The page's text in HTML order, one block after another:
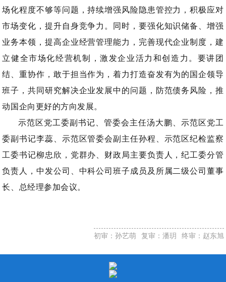
场化程度不够等问题，持续增强风险隐患管控力，积极应对
市场变化，提升自身竞争力。同时，要强化知识储备、增强
业务本领，提高企业经营管理能力，完善现代企业制度，建
立健全市场化经营机制，激发企业活力和创造力。要讲团
结、重协作，敢于担当作为，着力打造奋发有为的国企领导
班子，共同研究解决企业发展中的问题，防范债务风险，推
动国企向更好的方向发展。
示范区党工委副书记、管委会主任汤大鹏、示范区党工
委副书记李蕊、示范区管委会副主任孙程、示范区纪检监察
工委书记柳忠欣，党群办、财政局主要负责人，纪工委分管
负责人，中发公司、中科公司班子成员及所属二级公司董事
长、总经理参加会议。
初审：孙艺萌 复审：潘玥 终审：赵东旭